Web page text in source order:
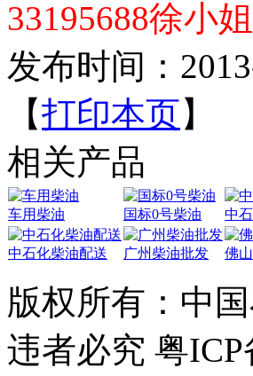
33195688徐小姐
发布时间：
【打印本页】
相关产品
车用柴油 国标0号柴油 中
中石化柴油配送 广州柴油批发 佛
版权所有： 中
违者必究 粤